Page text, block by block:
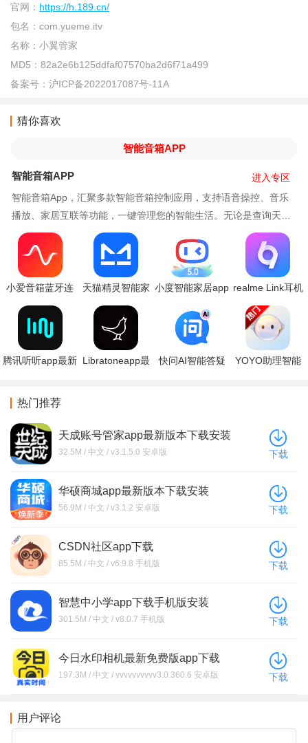
官网： https://h.189.cn/
包名： com.yueme.itv
名称： 小翼管家
MD5： 82a2e6b125ddfaf07570ba2d6f71a499
备案号： 沪ICP备2022017087号-11A
猜你喜欢
智能音箱APP
智能音箱APP
智能音箱App，汇聚多款智能音箱控制应用，支持语音操控、音乐
播放、家居互联等功能，一键管理您的智能生活。无论是查询天
气、设置闹钟，还是享受高品质音乐，都能轻松实现，
进入专区
小爱音箱蓝牙连
天猫精灵智能家
新下载
小度智能家居app realme Link耳机
腾讯听听app最新 Libratoneapp最
快问AI智能答疑
YOYO助理智能
热门推荐
天成账号管家app最新版本下载安装
32.5M / 中文 / v3.1.5.0 安卓版 下载
华硕商城app最新版本下载安装
56.9M / 中文 / v3.1.2 安卓版 下载
CSDN社区app下载
85.5M / 中文 / v6.9.8 手机版 下载
智慧中小学app下载手机版安装
301.5M / 中文 / v8.0.7 手机版 下载
今日水印相机最新免费版app下载
197.3M / 中文 / vvvvvvvvvv3.0.360.6 安卓版 下载
用户评论